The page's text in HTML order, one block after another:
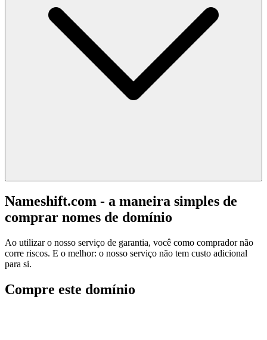
Nameshift.com - a maneira simples de
comprar nomes de domínio
Ao utilizar o nosso serviço de garantia, você como comprador não
corre riscos. E o melhor: o nosso serviço não tem custo adicional
para si.
Compre este domínio